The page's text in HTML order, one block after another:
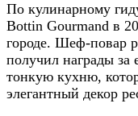
По кулинарному
Bottin Gourmand в
городе. Шеф-повар
получил награды
тонкую кухню,
элегантный декор